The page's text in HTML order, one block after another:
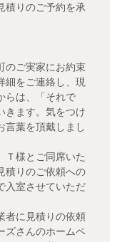
積りのご予約を承
のご実家にお約束
細をご連絡し、現
らは、「それで
きます。気をつけ
言葉を頂戴しまし
Ｔ様とご同席いた
積りのご依頼への
入室させていただ
者に見積りの依頼
ズさんのホームペ